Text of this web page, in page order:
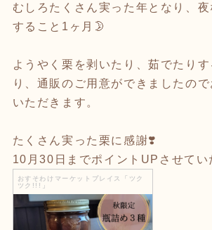
むしろたくさん実った年となり、
すること1ヶ月🌛
ようやく栗を剥いたり、茹でたり
り、通販のご用意ができましたの
いただきます。
たくさん実った栗に感謝❣️
10月30日までポイントUPさせてい
おすそわけマーケットプレイス「ツク
ツク!!!」